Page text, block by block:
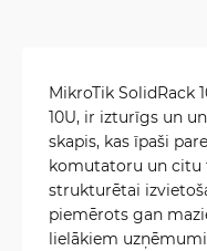
MikroTik SolidRack
10U, ir izturīgs un
skapis, kas īpaši
komutatoru un citu
strukturētai
piemērots gan
lielākiem